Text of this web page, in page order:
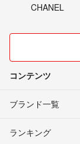
CHANEL
コンテンツ
ブランド一覧
ランキング